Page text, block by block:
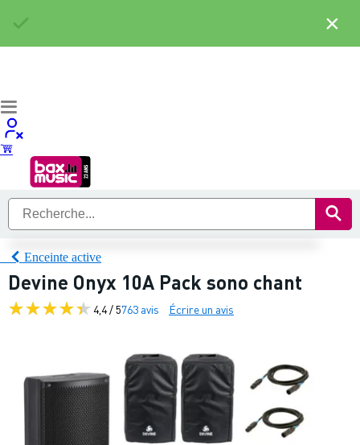
Enceinte active
Devine Onyx 10A Pack sono chant
4,4 / 5763 avis Écrire un avis
×